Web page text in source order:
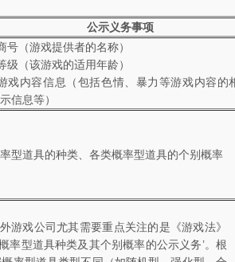
公示义务事项
号（游戏提供者的名称）
级（该游戏的适用年龄）
戏内容信息（包括色情、暴力等游戏内容的
信息等）
型道具的种类、各类概率型道具的个别概率
游戏公司尤其需要重点关注的是《游戏法》
率型道具种类及其个别概率的公示义务’。根